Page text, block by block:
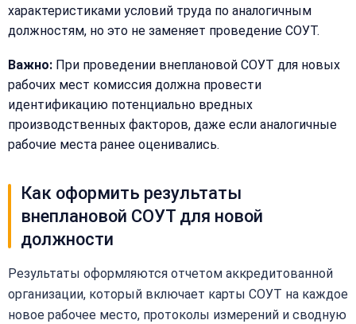
характеристиками условий труда по аналогичным
должностям, но это не заменяет проведение СОУТ.
Важно: При проведении внеплановой СОУТ для новых
рабочих мест комиссия должна провести
идентификацию потенциально вредных
производственных факторов, даже если аналогичные
рабочие места ранее оценивались.
Как оформить результаты
внеплановой СОУТ для новой
должности
Результаты оформляются отчетом аккредитованной
организации, который включает карты СОУТ на каждое
новое рабочее место, протоколы измерений и сводную
Согласен на
персональных
данных
Получить расчёт
+
Добавить
комментарий
Согласен на
обработку
персональных
данных
Обычно
отвечаем
Получить расчёт
позвоните
нам:
+7
(499)